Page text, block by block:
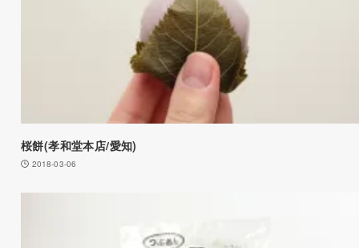
桜餅(孝和堂本店/愛知)
2018-03-06